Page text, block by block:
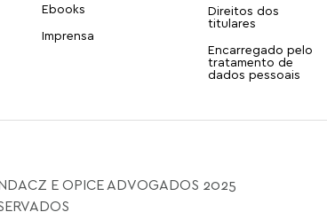
Ebooks
Imprensa
Direitos dos
titulares
Encarregado pelo
tratamento de
dados pessoais
E OPICE ADVOGADOS 2025